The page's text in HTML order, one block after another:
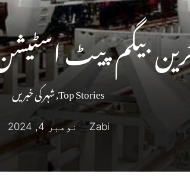
پیٹ اسٹیشن پر تقریباً
Top Stories
,شہر کی خبریں
Zabi نومبر 4, 2024